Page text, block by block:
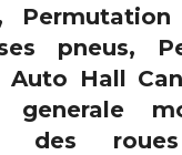
pneus,
Auto Hall
generale
des